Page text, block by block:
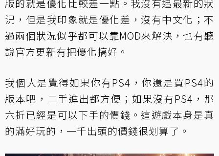
版的就是優化比較差一點。我沒有追最新的狀
況，但是我印象就是優化差，沒有中文化；不
過兩個狀況似乎都可以靠MOD來解決，也有聽
說官方更新有把優化搞好。
我個人是覺得如果你有PS4，你還是買PS4的
版本吧，二手進出都方便；如果沒有PS4，那
六折已經是可以下手的價錢。這遊戲本身是真
的滿好玩的，一千出頭的價錢很划算了。